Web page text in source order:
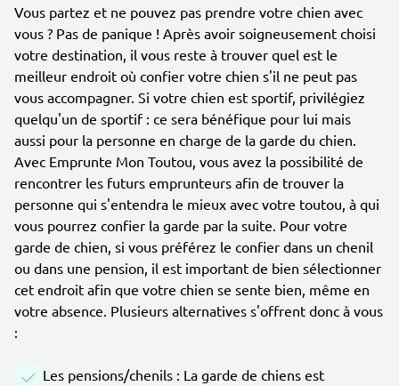
Vous partez et ne pouvez pas prendre votre chien avec
vous ? Pas de panique ! Après avoir soigneusement choisi
votre destination, il vous reste à trouver quel est le
meilleur endroit où confier votre chien s'il ne peut pas
vous accompagner. Si votre chien est sportif, privilégiez
quelqu'un de sportif : ce sera bénéfique pour lui mais
aussi pour la personne en charge de la garde du chien.
Avec Emprunte Mon Toutou, vous avez la possibilité de
rencontrer les futurs emprunteurs afin de trouver la
personne qui s'entendra le mieux avec votre toutou, à qui
vous pourrez confier la garde par la suite. Pour votre
garde de chien, si vous préférez le confier dans un chenil
ou dans une pension, il est important de bien sélectionner
cet endroit afin que votre chien se sente bien, même en
votre absence. Plusieurs alternatives s'offrent donc à vous
:
Les pensions/chenils : La garde de chiens est